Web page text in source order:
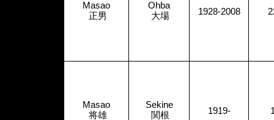
Masao
正男
Ohba
大場
1928-2008
Masao
将雄
Sekine
関根
1919-